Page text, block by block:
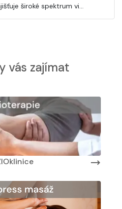
široké spektrum vi...
vás zajímat